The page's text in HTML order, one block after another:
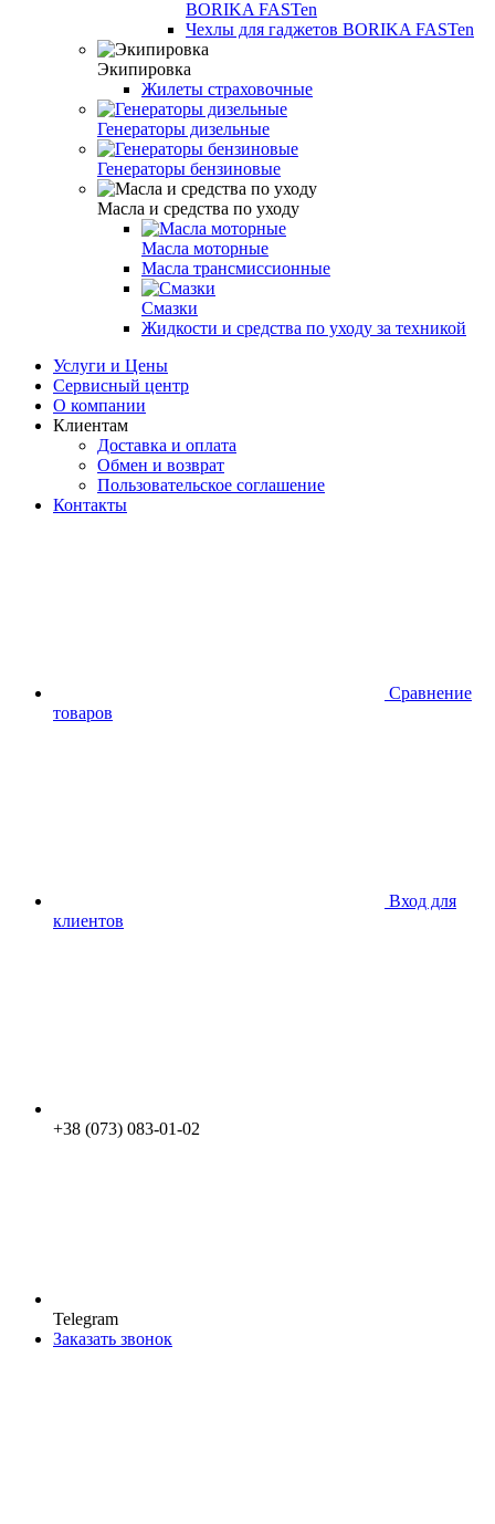
BORIKA FASTen
Чехлы для гаджетов BORIKA FASTen
Экипировка
Жилеты страховочные
Генераторы дизельные
Генераторы бензиновые
Масла и средства по уходу
Масла моторные
Масла трансмиссионные
Смазки
Жидкости и средства по уходу за техникой
Услуги и Цены
Сервисный центр
О компании
Клиентам
Доставка и оплата
Обмен и возврат
Пользовательское соглашение
Контакты
Сравнение
товаров
Вход для
клиентов
+38 (073) 083-01-02
Telegram
Заказать звонок